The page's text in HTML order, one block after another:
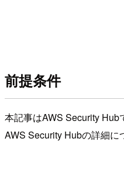
前提条件
本記事はAWS Security Hub
AWS Security Hubの詳細に